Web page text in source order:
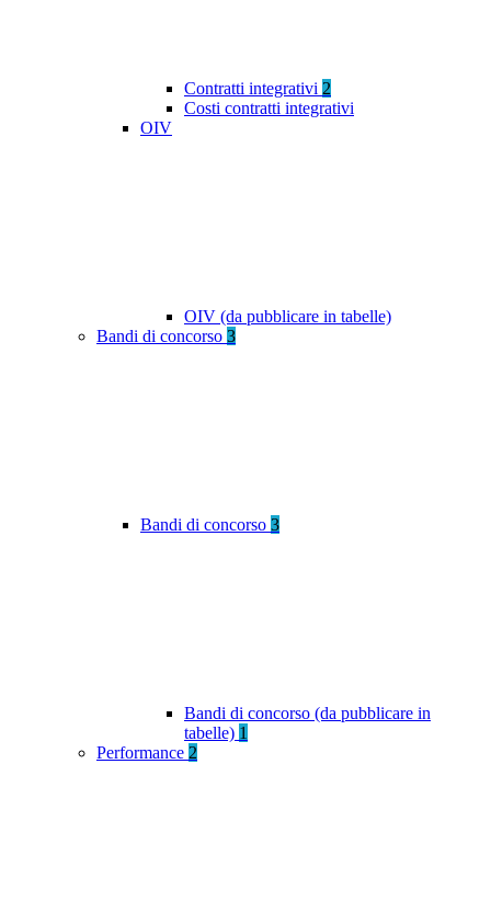
Contratti integrativi 2
Costi contratti integrativi
OIV
OIV (da pubblicare in tabelle)
Bandi di concorso 3
Bandi di concorso 3
Bandi di concorso (da pubblicare in
tabelle) 1
Performance 2